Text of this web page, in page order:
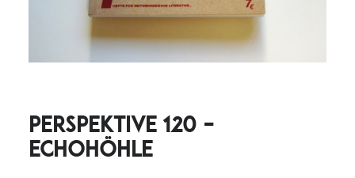
perspektive 120 –
echohöhle